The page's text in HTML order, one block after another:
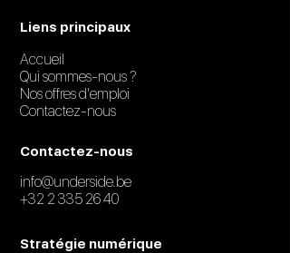
Liens principaux
Accueil
Qui sommes-nous ?
Nos offres d'emploi
Contactez-nous
Contactez-nous
info@underside.be
+32 2 335 26 40
Stratégie numérique